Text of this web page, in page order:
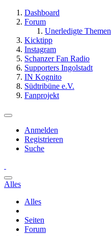
Dashboard
Forum
Unerledigte Themen
Kicktipp
Instagram
Schanzer Fan Radio
Supporters Ingolstadt
IN Kognito
Südtribüne e.V.
Fanprojekt
Anmelden
Registrieren
Suche
Alles
Alles
Seiten
Forum